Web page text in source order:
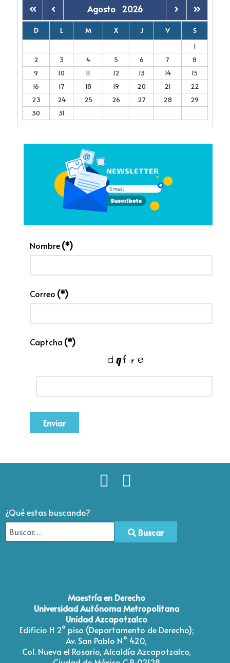
Agosto 2026
D L M X J V
S
1
2
3 4 5 6 7
8
9
10 11 12 13 14
15
16
17 18 19 20 21
22
23
24 25 26 27 28
29
30
31
Nombre(*)
Correo (*)
Captcha (*)
Enviar
¿Qué estas buscando?
Buscar
Maestría en Derecho
Universidad Autónoma Metropolitana
Unidad Azcapotzalco
Edificio H 2° piso (Departamento de Derecho);
Av. San Pablo N° 420,
Col. Nueva el Rosario, Alcaldía Azcapotzalco,